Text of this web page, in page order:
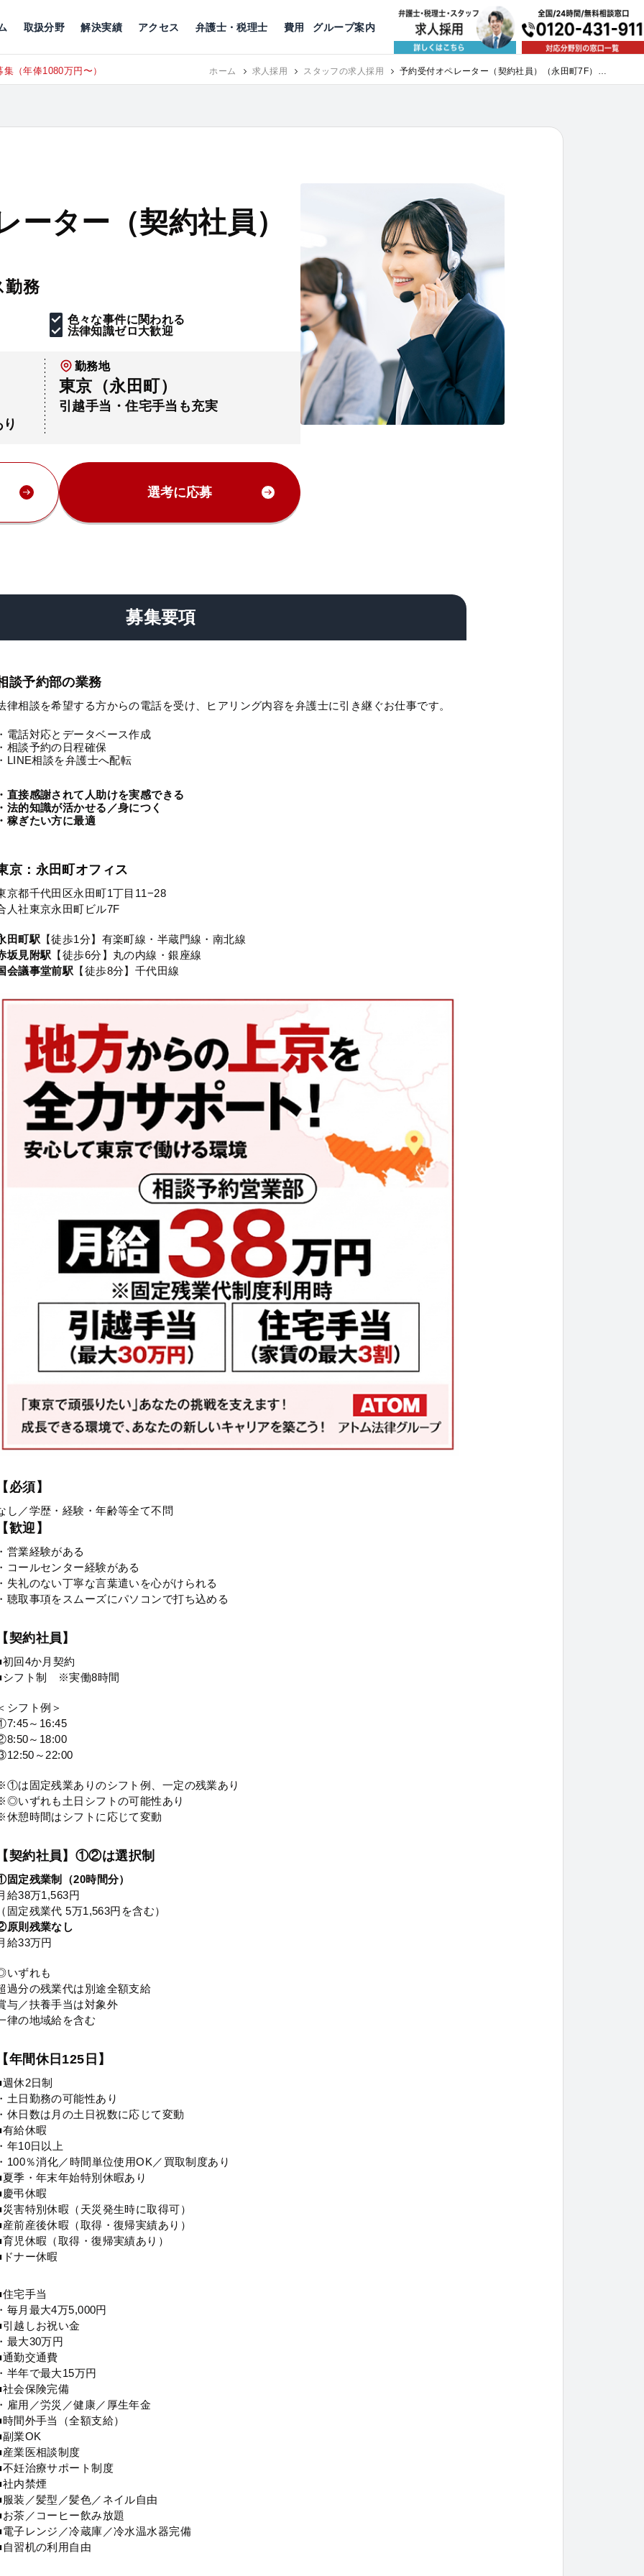
取扱分野
公益活動
解決実績 アクセス
京都 神戸 福岡
弁護士・税理士 費用 グループ案内
（年俸1080万円〜） RECRUIT 東京にて、相談予約スタッフ募集（月給38万以上）
ーター（契約社員）
勤務
色々な事件に関われる
法律知識ゼロ大歓迎
勤務地
東京（永田町）
引越手当・住宅手当も充実
選考に応募
募集要項
談予約部の業務
律相談を希望する方からの電話を受け、ヒアリング内容を弁護士に引き継ぐお仕事です。
電話対応とデータベース作成
相談予約の日程確保
LINE相談を弁護士へ配転
直接感謝されて人助けを実感できる
法的知識が活かせる／身につく
稼ぎたい方に最適
京：永田町オフィス
京都千代田区永田町1丁目11−28
人社東京永田町ビル7F
田町駅 【徒歩1分】有楽町線・半蔵門線・南北線
坂見附駅 【徒歩6分】丸の内線・銀座線
会議事堂前駅 【徒歩8分】千代田線
必須】
し／学歴・経験・年齢等全て不問
歓迎】
営業経験がある
コールセンター経験がある
失礼のない丁寧な言葉遣いを心がけられる
聴取事項をスムーズにパソコンで打ち込める
契約社員】
初回4か月契約
シフト制 ※実働8時間
シフト例＞
～16:45
～18:00
～22:00
は固定残業ありのシフト例、一定の残業あり
いずれも土日シフトの可能性あり
休憩時間はシフトに応じて変動
契約社員】①②は選択制
固定残業制（20時間分）
給38万1,563円
固定残業代 5万1,563円を含む）
原則残業なし
給33万円
いずれも
過分の残業代は別途全額支給
与／扶養手当は対象外
律の地域給を含む
年間休日125日】
休2日制
土日勤務の可能性あり
休日数は月の土日祝数に応じて変動
有給休暇
年10日以上
100％消化／時間単位使用OK／買取制度あり
夏季・年末年始特別休暇あり
慶弔休暇
災害特別休暇（天災発生時に取得可）
産前産後休暇（取得・復帰実績あり）
育児休暇（取得・復帰実績あり）
ドナー休暇
住宅手当
毎月最大4万5,000円
引越しお祝い金
最大30万円
通勤交通費
半年で最大15万円
社会保険完備
雇用／労災／健康／厚生年金
間外手当（全額支給）
副業OK
産業医相談制度
不妊治療サポート制度
社内禁煙
服装／髪型／髪色／ネイル自由
お茶／コーヒー飲み放題
電子レンジ／冷蔵庫／冷水温水器完備
自習机の利用自由
ホーム 求人採用 スタッフの求人採用
予約受付オペレーター（契約社員）（永田町7F）｜